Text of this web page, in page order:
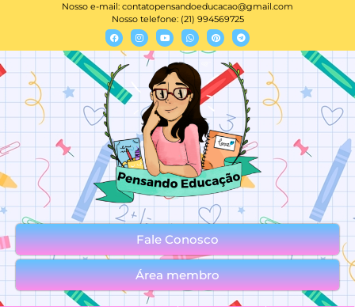
Nosso e-mail: contatopensandoeducacao@gmail.com
Nosso telefone: (21) 994569725
Fale Conosco
Área membro